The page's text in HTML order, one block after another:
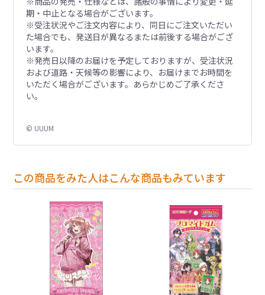
期・中止となる場合がございます。
※受注状況やご注文内容により、同日にご注文いただい
た場合でも、発送日が異なるまたは前後する場合がござ
います。
※発売日以降のお届けを予定しておりますが、受注状況
および道路・天候等の影響により、お届けまでお時間を
いただく場合がございます。あらかじめご了承くださ
い。
© UUUM
この商品をみた人はこんな商品もみています